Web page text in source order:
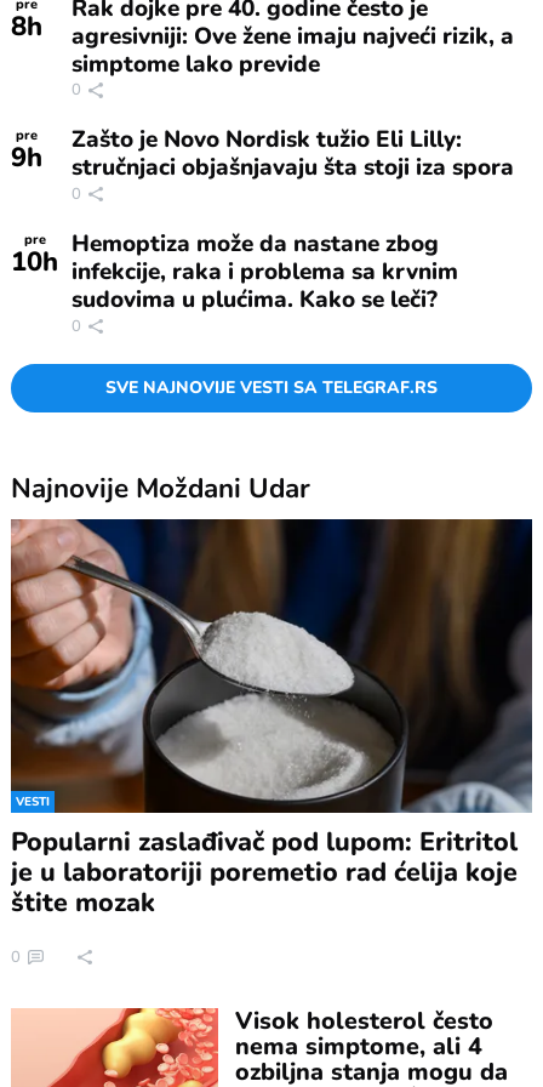
pre
8h
Rak dojke pre 40. godine često je
agresivniji: Ove žene imaju najveći rizik, a
simptome lako previde
0
pre
9h
Zašto je Novo Nordisk tužio Eli Lilly:
stručnjaci objašnjavaju šta stoji iza spora
0
pre
10h Hemoptiza može da nastane zbog
infekcije, raka i problema sa krvnim
sudovima u plućima. Kako se leči?
0
SVE NAJNOVIJE VESTI SA TELEGRAF.RS
Najnovije Moždani Udar
VESTI
Popularni zaslađivač pod lupom: Eritritol
je u laboratoriji poremetio rad ćelija koje
štite mozak
0
Visok holesterol često
nema simptome, ali 4
ozbiljna stanja mogu da